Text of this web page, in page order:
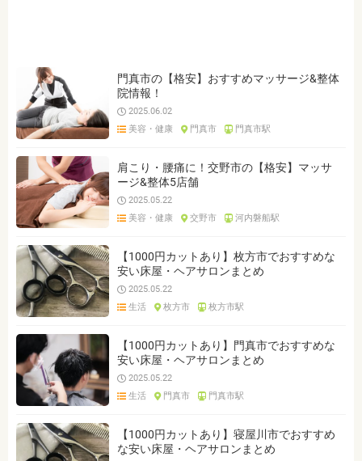
門真市の【格安】おすすめマッサージ&整体
院情報！
2025.06.02
美容・健康
門真市 門真市駅
肩こり・腰痛に！交野市の【格安】マッサ
ージ&整体5店舗
2025.05.22
美容・健康
交野市 河内磐船駅
【1000円カットあり】枚方市でおすすめな
安い床屋・ヘアサロンまとめ
2025.05.22
生活
枚方市 枚方市駅
【1000円カットあり】門真市でおすすめな
安い床屋・ヘアサロンまとめ
2025.05.22
生活
門真市 門真市駅
【1000円カットあり】寝屋川市でおすすめ
な安い床屋・ヘアサロンまとめ